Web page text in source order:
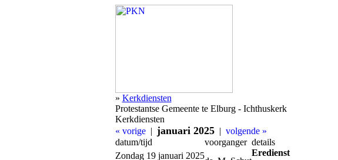
» Kerkdiensten
Protestantse Gemeente te Elburg - Ichthuskerk
Kerkdiensten
« vorige| januari 2025| volgende »
datum/tijd
voorganger details
Zondag 19 januari 2025
Eredienst